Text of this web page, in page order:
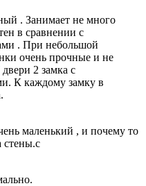
. Занимает не много
в сравнении с
. При небольшой
очень прочные и не
2 замка с
К каждому замку в
маленький , и почему то
стены.c